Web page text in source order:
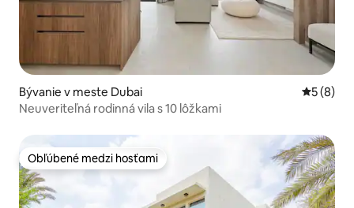
Bývanie v meste Dubai
5 (8)
Neuveriteľná rodinná vila s 10 lôžkami
Obľúbené medzi hosťami
Obľúbené medzi hosťami